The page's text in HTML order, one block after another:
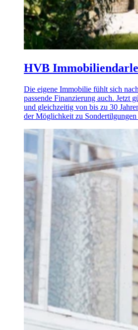
HVB
Die eigene Immobilie fühlt sich
passende Finanzierung auch. Jetzt
und gleichzeitig von bis zu 30
der Möglichkeit zu